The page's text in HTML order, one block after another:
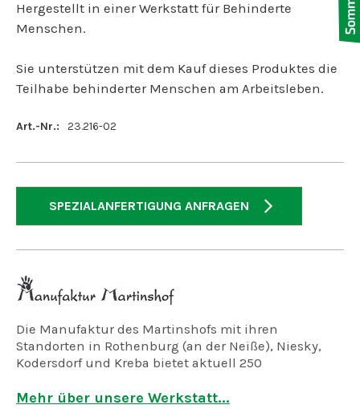
Hergestellt in einer Werkstatt für Behinderte
Menschen.
Sie unterstützen mit dem Kauf dieses Produktes die
Teilhabe behinderter Menschen am Arbeitsleben.
Art.-Nr.: 23.216-02
SPEZIALANFERTIGUNG ANFRAGEN
Die Manufaktur des Martinshofs mit ihren
Standorten in Rothenburg (an der Neiße), Niesky,
Kodersdorf und Kreba bietet aktuell 250
behinderte Menschen.
Mehr über unsere Werkstatt...